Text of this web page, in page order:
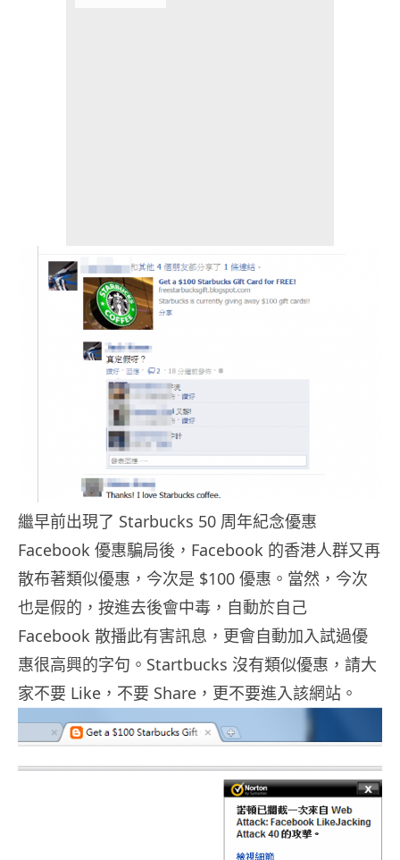
繼早前出現了 Starbucks 50 周年紀念優惠
Facebook 優惠騙局後，Facebook 的香港人群又再
散布著類似優惠，今次是 $100 優惠。當然，今次
也是假的，按進去後會中毒，自動於自己
Facebook 散播此有害訊息，更會自動加入試過優
惠很高興的字句。Startbucks 沒有類似優惠，請大
家不要 Like，不要 Share，更不要進入該網站。